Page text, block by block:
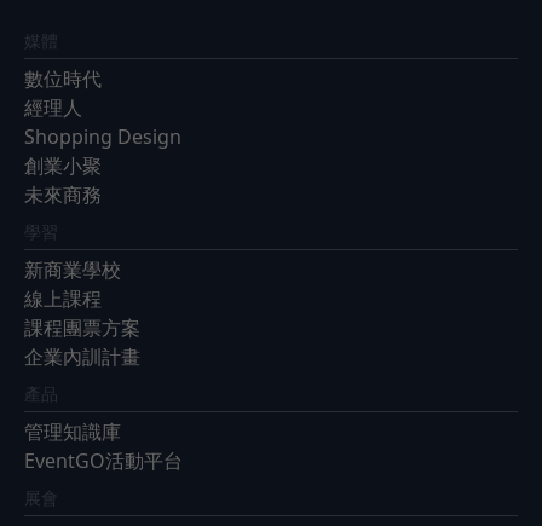
媒體
數位時代
經理人
Shopping Design
創業小聚
未來商務
學習
新商業學校
線上課程
課程團票方案
企業內訓計畫
產品
管理知識庫
EventGO活動平台
展會